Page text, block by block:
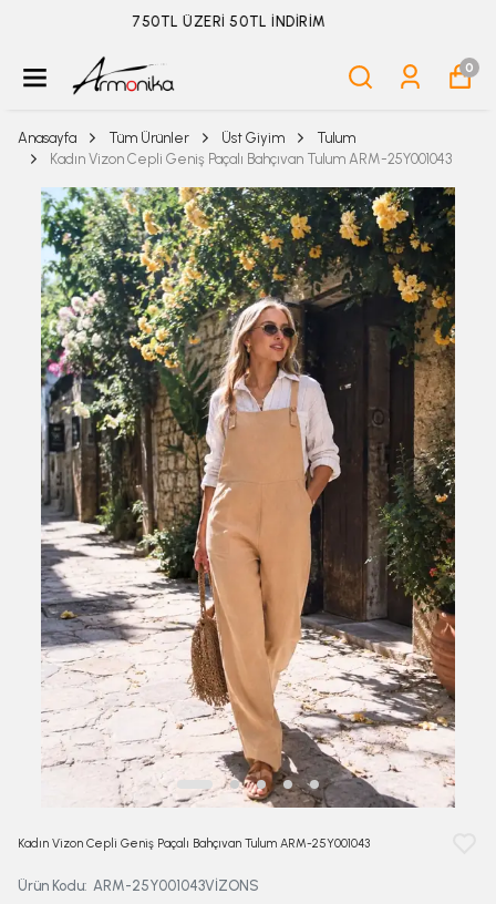
ÜYELİKSİZ SİPARİŞ İADE TALEBİ İÇİN TIKLA
0
Anasayfa Tüm Ürünler Üst Giyim
Tulum
Kadın Vizon Cepli Geniş Paçalı Bahçıvan Tulum ARM-25Y001043
Kadın Vizon Cepli Geniş Paçalı Bahçıvan Tulum ARM-25Y001043
Ürün Kodu: ARM-25Y001043VİZONS